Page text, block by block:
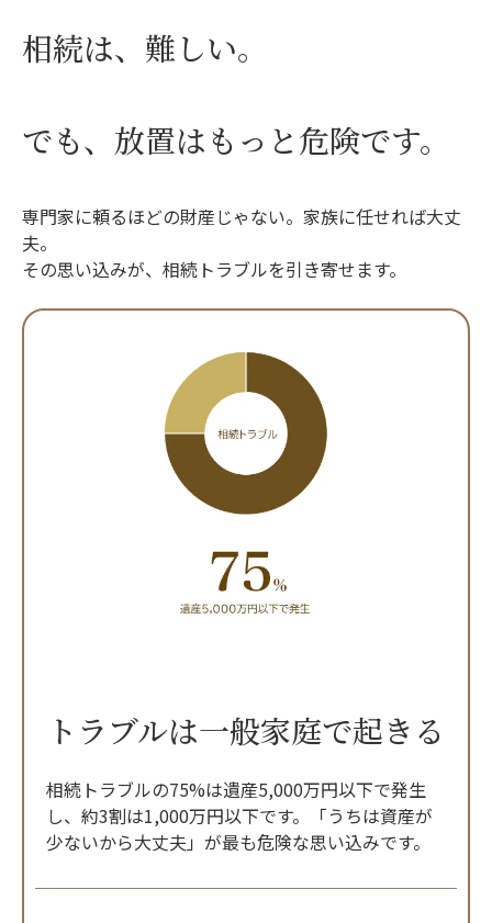
相続は、難しい。
でも、放置はもっと危険です。
専門家に頼るほどの財産じゃない。家族に任せれば大丈
夫。
その思い込みが、相続トラブルを引き寄せます。
トラブルは一般家庭で起きる
相続トラブルの75%は遺産5,000万円以下で発生
し、約3割は1,000万円以下です。「うちは資産が
少ないから大丈夫」が最も危険な思い込みです。